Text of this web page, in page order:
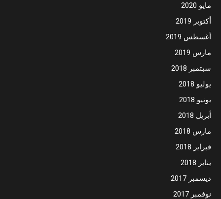
مايو 2020
أكتوبر 2019
أغسطس 2019
مارس 2019
سبتمبر 2018
يوليو 2018
يونيو 2018
أبريل 2018
مارس 2018
فبراير 2018
يناير 2018
ديسمبر 2017
نوفمبر 2017